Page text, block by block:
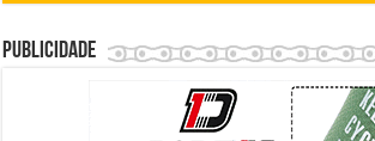
Publicidade